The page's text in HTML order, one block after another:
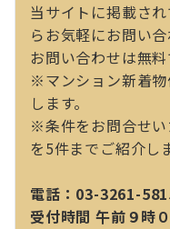
当サイトに掲載さ
らお気軽にお問い合
お問い合わせは無料
※マンション新着
します。
※条件をお問合せ
を5件までご紹介し
電話：03-3261-
受付時間 午前９時